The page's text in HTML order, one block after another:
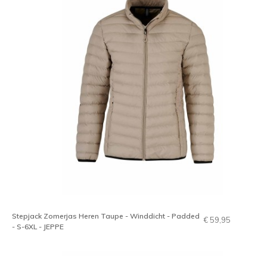
Stepjack Zomerjas Heren Taupe - Winddicht - Padded
- S-6XL - JEPPE
€ 59,95